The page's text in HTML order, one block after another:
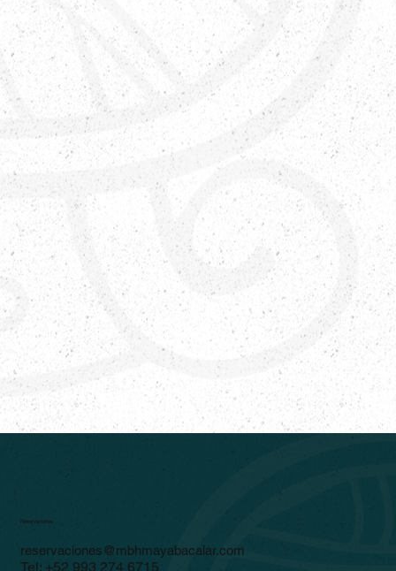
Reservaciones
reservaciones@mbhmayabacalar.com
Tel: +52 993 274 6715